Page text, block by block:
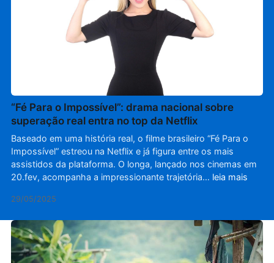
“Fé Para o Impossível”: drama nacional sobre
superação real entra no top da Netflix
Baseado em uma história real, o filme brasileiro “Fé Para o
Impossível” estreou na Netflix e já figura entre os mais
assistidos da plataforma. O longa, lançado nos cinemas em
20.fev, acompanha a impressionante trajetória… leia mais
29/05/2025